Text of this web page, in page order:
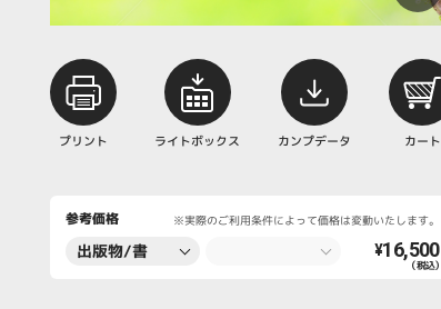
プリント ライトボックス カンプデータ カート
参考価格 ※実際のご利用条件によって価格は変動いたします。
出版物/書
¥16,500
（税込）